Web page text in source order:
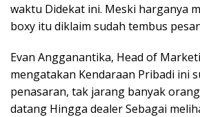
waktu Didekat ini. Meski harganya
boxy itu diklaim sudah tembus
Evan Angganantika, Head of
mengatakan Kendaraan Pribadi ini
penasaran, tak jarang banyak
datang Hingga dealer Sebagai